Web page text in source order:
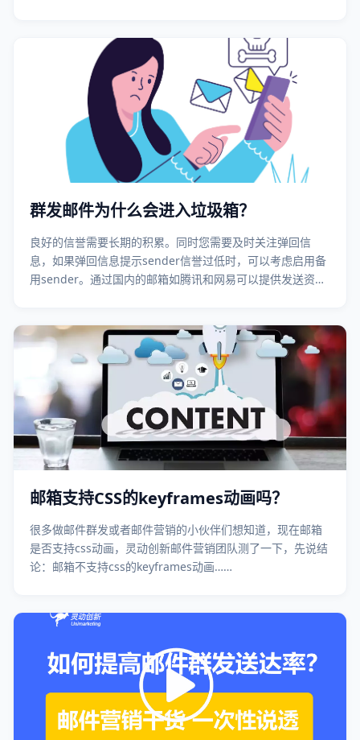
群发邮件为什么会进入垃圾箱？
良好的信誉需要长期的积累。同时您需要及时关注弹回信
息，如果弹回信息提示sender信誉过低时，可以考虑启用备
用sender。通过国内的邮箱如腾讯和网易可以提供发送资源
邮箱支持CSS的keyframes动画吗？
很多做邮件群发或者邮件营销的小伙伴们想知道，现在邮箱
是否支持css动画，灵动创新邮件营销团队测了一下，先说结
论：邮箱不支持css的keyframes动画……